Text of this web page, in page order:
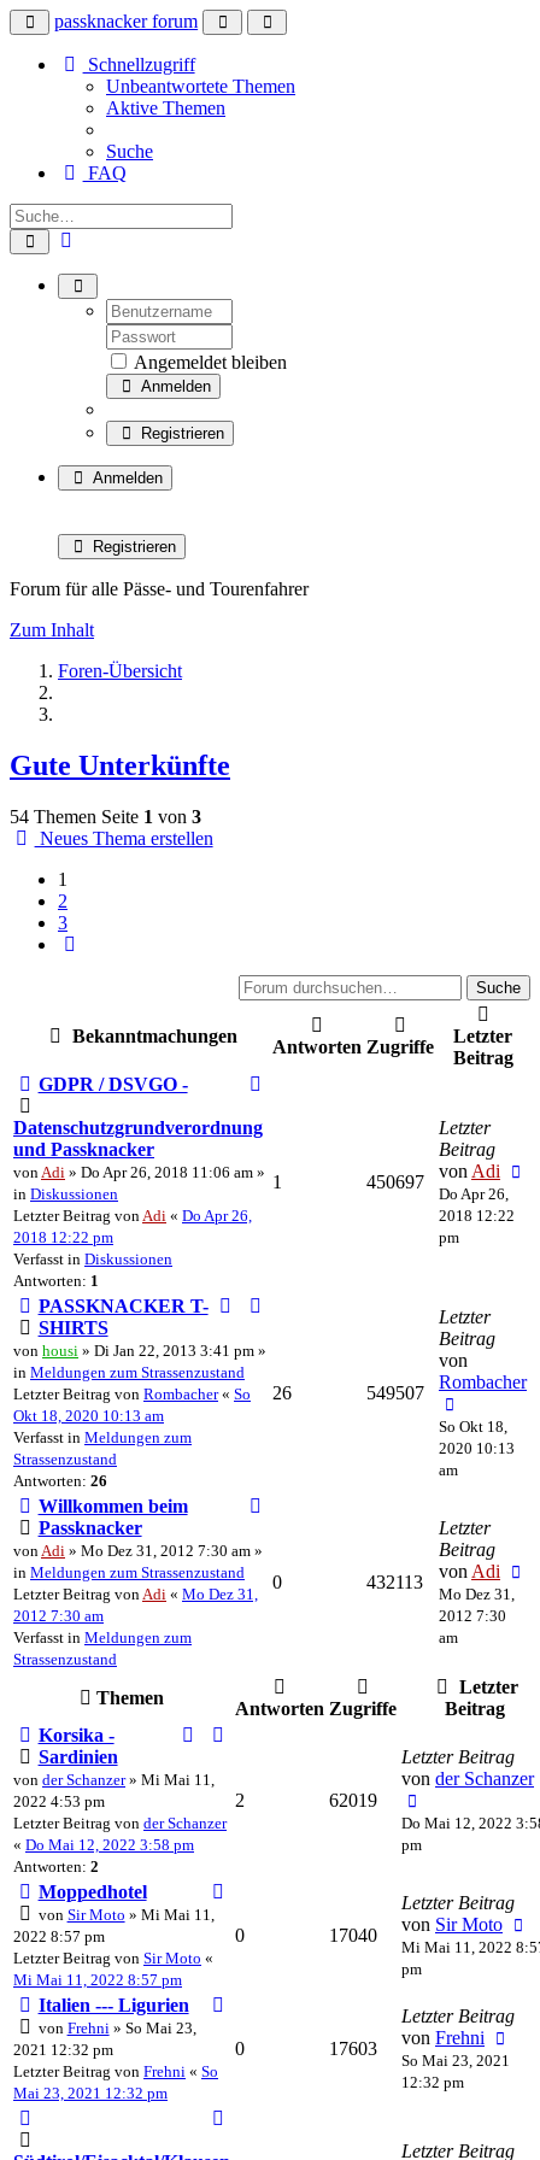
passknacker forum
Schnellzugriff
Unbeantwortete Themen
Aktive Themen
Suche
FAQ
Angemeldet bleiben
Anmelden
Registrieren
Anmelden
Registrieren
Forum für alle Pässe- und Tourenfahrer
Zum Inhalt
Foren-Übersicht
Gute Unterkünfte
54 Themen Seite 1 von 3
Neues Thema erstellen
1
2
3
Nächste
Suche
Bekanntmachungen
Antworten Zugriffe
Letzter
Beitrag
GDPR / DSVGO -
Datenschutzgrundverordnung
und Passknacker
von Adi » Do Apr 26, 2018 11:06 am »
in Diskussionen
Letzter Beitrag von Adi « Do Apr 26,
2018 12:22 pm
Verfasst in Diskussionen
Antworten: 1
1 450697
Letzter
Beitrag
von Adi
Do Apr 26,
2018 12:22
pm
PASSKNACKER T-
SHIRTS
von housi » Di Jan 22, 2013 3:41 pm »
in Meldungen zum Strassenzustand
Letzter Beitrag von Rombacher« So
Okt 18, 2020 10:13 am
Verfasst in Meldungen zum
Strassenzustand
Antworten: 26
26 549507
Letzter
Beitrag
von
Rombacher
So Okt 18,
2020 10:13
am
Willkommen beim
Passknacker
von Adi » Mo Dez 31, 2012 7:30 am »
in Meldungen zum Strassenzustand
Letzter Beitrag von Adi « Mo Dez 31,
2012 7:30 am
Verfasst in Meldungen zum
Strassenzustand
0 432113
Letzter
Beitrag
von Adi
Mo Dez 31,
2012 7:30
am
Themen
Antworten Zugriffe
Letzter
Beitrag
Korsika -
Sardinien
von der Schanzer» Mi Mai 11,
2022 4:53 pm
Letzter Beitrag von der Schanzer
« Do Mai 12, 2022 3:58 pm
Antworten: 2
2 62019
Letzter Beitrag
von der Schanzer
Do Mai 12, 2022
pm
Moppedhotel
von Sir Moto » Mi Mai 11,
2022 8:57 pm
Letzter Beitrag von Sir Moto «
Mi Mai 11, 2022 8:57 pm
0 17040
Letzter Beitrag
von Sir Moto
Mi Mai 11, 2022
pm
Italien --- Ligurien
von Frehni » So Mai 23,
2021 12:32 pm
Letzter Beitrag von Frehni « So
Mai 23, 2021 12:32 pm
0 17603
Letzter Beitrag
von Frehni
So Mai 23, 2021
12:32 pm
Letzter Beitrag